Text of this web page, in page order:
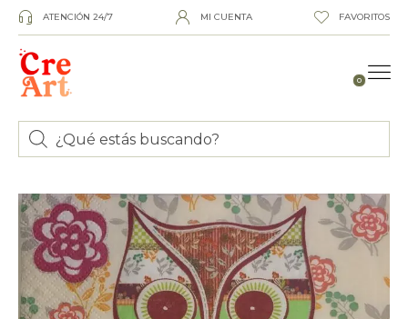
ATENCIÓN 24/7 MI CUENTA FAVORITOS
0